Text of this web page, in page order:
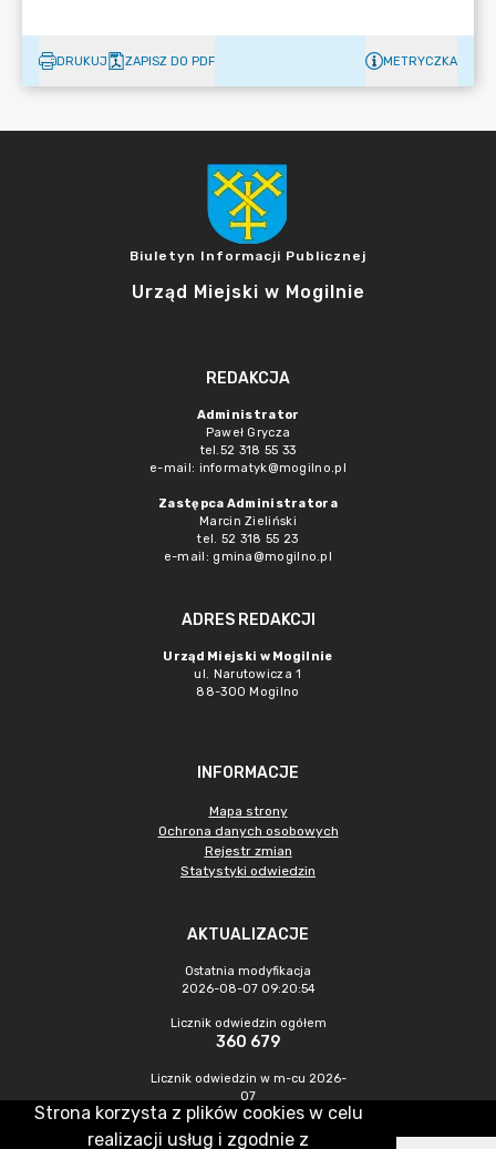
DRUKUJ ZAPISZ DO PDF METRYCZKA
Biuletyn Informacji Publicznej
Urząd Miejski w Mogilnie
REDAKCJA
Administrator
Paweł Grycza
tel.52 318 55 33
e-mail: informatyk@mogilno.pl
Zastępca Administratora
Marcin Zieliński
tel. 52 318 55 23
e-mail: gmina@mogilno.pl
ADRES REDAKCJI
Urząd Miejski w Mogilnie
ul. Narutowicza 1
88-300 Mogilno
INFORMACJE
Mapa strony
Ochrona danych osobowych
Rejestr zmian
Statystyki odwiedzin
AKTUALIZACJE
Ostatnia modyfikacja
2026-08-07 09:20:54
Licznik odwiedzin ogółem
360 679
Licznik odwiedzin w m-cu 2026-
07
1 324
Strona korzysta z plików cookies w celu
realizacji usług i zgodnie z